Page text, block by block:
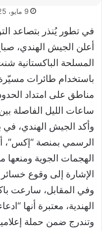
9 مايو، 2025
في تطور يُنذر بتصاعد
أعلن الجيش الهندي،
المسلحة الباكستانية
باستخدام طائرات
مناطق على امتداد
ساعات الليل الفاصلة
وأكد الجيش الهندي،
الرسمي بمنصة
الهجمات الجوية ومنعها
الإشارة إلى وقوع خسائر
وفي المقابل، سارعت
الهندية، معتبرة أنها
وتندرج ضمن حملة